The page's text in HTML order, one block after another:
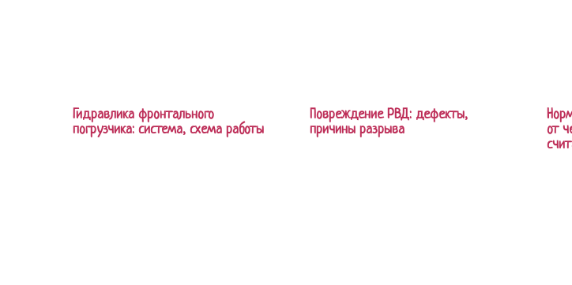
Гидравлика фронтального
погрузчика: система, схема работы
Повреждение РВД: дефекты,
причины разрыва
от